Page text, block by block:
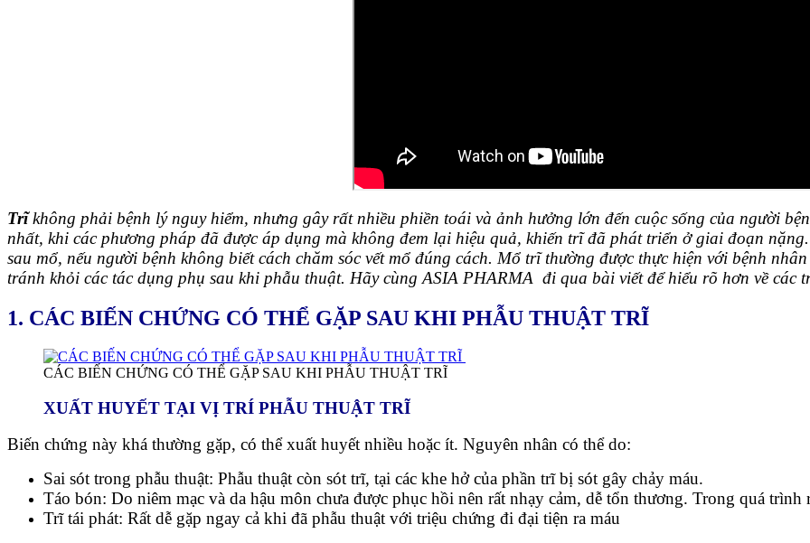
Trĩkhông phải bệnh lý nguy hiểm, nhưng gây rất nhiều phiền toái và ảnh hưởng lớn đến cuộc sống của người
nhất, khi các phương pháp đã được áp dụng mà không đem lại hiệu quả, khiến trĩ đã phát triển ở giai đoạn
sau mổ, nếu người bệnh không biết cách chăm sóc vết mổ đúng cách. Mổ trĩ thường được thực hiện với bệnh
tránh khỏi các tác dụng phụ sau khi phẫu thuật. Hãy cùng ASIA PHARMA đi qua bài viết để hiểu rõ hơn về các
1. CÁC BIẾN CHỨNG CÓ THỂ GẶP SAU KHI PHẪU THUẬT TRĨ
CÁC BIẾN CHỨNG CÓ THỂ GẶP SAU KHI PHẪU THUẬT TRĨ
XUẤT HUYẾT TẠI VỊ TRÍ PHẪU THUẬT TRĨ
Biến chứng này khá thường gặp, có thể xuất huyết nhiều hoặc ít. Nguyên nhân có thể do:
Sai sót trong phẫu thuật: Phẫu thuật còn sót trĩ, tại các khe hở của phần trĩ bị sót gây chảy máu.
Táo bón: Do niêm mạc và da hậu môn chưa được phục hồi nên rất nhạy cảm, dễ tổn thương. Trong quá trình
Trĩ tái phát: Rất dễ gặp ngay cả khi đã phẫu thuật với triệu chứng đi đại tiện ra máu